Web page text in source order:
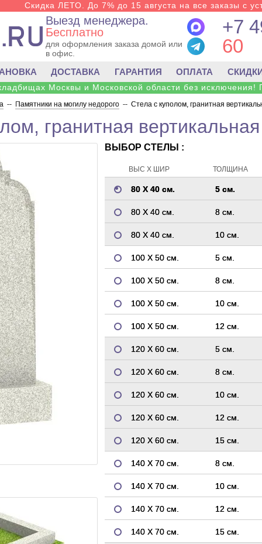
Скидка ЛЕТО. До 7% до 15 августа на все заказы с
Выезд менеджера.
Бесплатно
для оформления заказа домой или
в офис.
+7
60
ДОСТАВКА ГАРАНТИЯ ОПЛАТА
Москвы и Московской области без исключения!
-- Памятники на могилу недорого -- Стела с куполом, гранитная
гранитная
ВЫБОР СТЕЛЫ :
ВЫС Х ШИР ТОЛЩИНА
80 Х 40 см. 5 см.
80 Х 40 см. 8 см.
80 Х 40 см. 10 см.
100 Х 50 см. 5 см.
100 Х 50 см. 8 см.
100 Х 50 см. 10 см.
100 Х 50 см. 12 см.
120 Х 60 см. 5 см.
120 Х 60 см. 8 см.
120 Х 60 см. 10 см.
120 Х 60 см. 12 см.
120 Х 60 см. 15 см.
140 Х 70 см. 8 см.
140 Х 70 см. 10 см.
140 Х 70 см. 12 см.
140 Х 70 см. 15 см.